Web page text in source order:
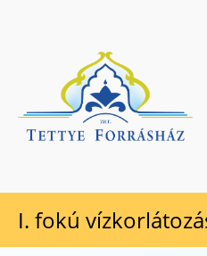
TETTYE
I. fokú